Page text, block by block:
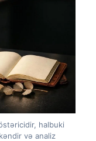
halbuki
və analiz